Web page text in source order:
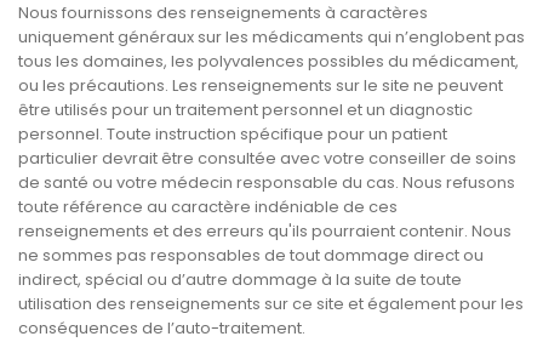
Nous fournissons des renseignements à caractères
uniquement généraux sur les médicaments qui n’englobent pas
tous les domaines, les polyvalences possibles du médicament,
ou les précautions. Les renseignements sur le site ne peuvent
être utilisés pour un traitement personnel et un diagnostic
personnel. Toute instruction spécifique pour un patient
particulier devrait être consultée avec votre conseiller de soins
de santé ou votre médecin responsable du cas. Nous refusons
toute référence au caractère indéniable de ces
renseignements et des erreurs qu'ils pourraient contenir. Nous
ne sommes pas responsables de tout dommage direct ou
indirect, spécial ou d’autre dommage à la suite de toute
utilisation des renseignements sur ce site et également pour les
conséquences de l’auto-traitement.